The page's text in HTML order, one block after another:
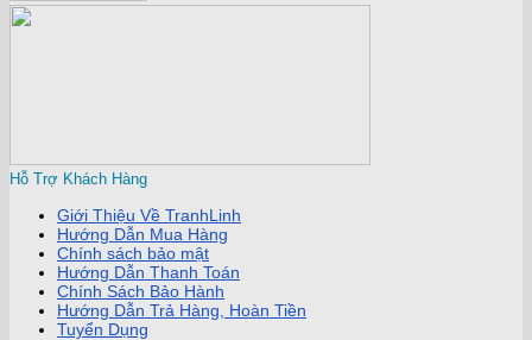
Hỗ Trợ Khách Hàng
Giới Thiệu Về TranhLinh
Hướng Dẫn Mua Hàng
Chính sách bảo mật
Hướng Dẫn Thanh Toán
Chính Sách Bảo Hành
Hướng Dẫn Trả Hàng, Hoàn Tiền
Tuyển Dụng